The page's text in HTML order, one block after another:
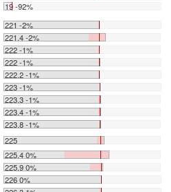
19 -92%
221 -2%
221.4 -2%
222 -1%
222 -1%
222.2 -1%
223 -1%
223.3 -1%
223.4 -1%
223.8 -1%
225
225.4 0%
225.9 0%
226 0%